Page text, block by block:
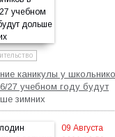
каникулы у
27 учебном году будут
зимних
09 Августа